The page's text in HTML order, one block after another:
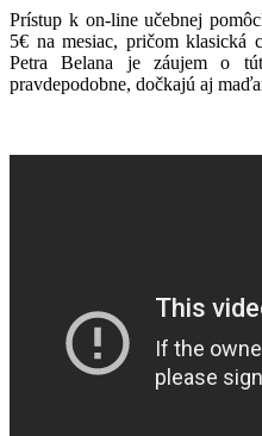
Prístup k on-line učebnej
5€ na mesiac, pričom klasická
Petra Belana je záujem o
pravdepodobne, dočkajú aj